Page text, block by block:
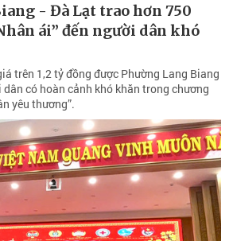
- Đà Lạt trao hơn 750
ái” đến người dân khó
trên 1,2 tỷ đồng được Phường Lang Biang
có hoàn cảnh khó khăn trong chương
yêu thương”.